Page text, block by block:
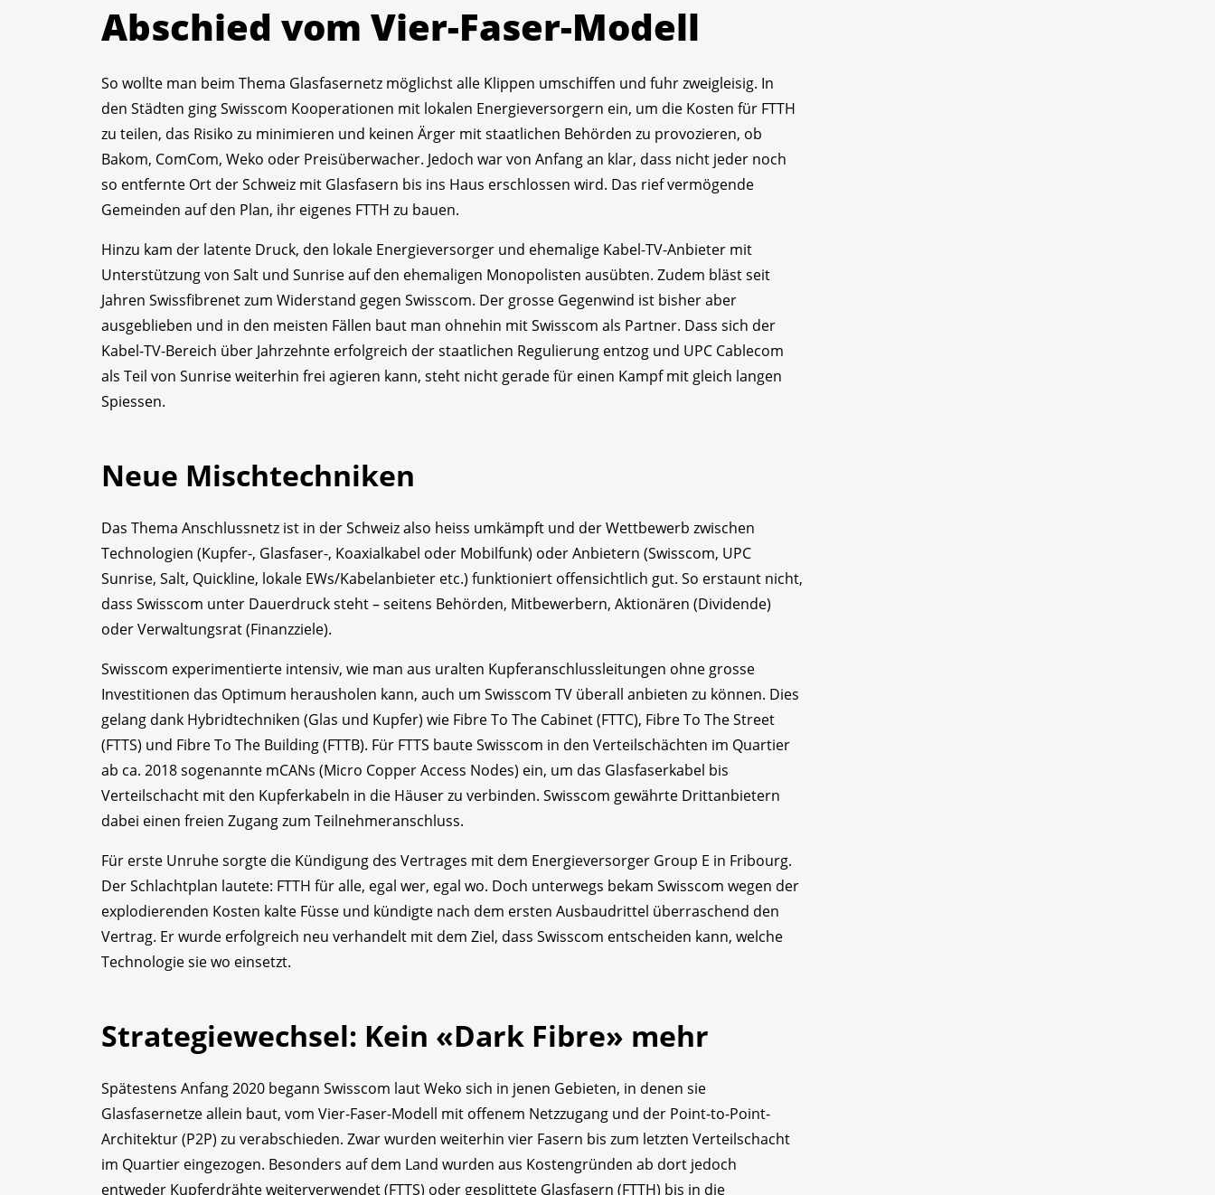
Abschied vom Vier-Faser-Modell
So wollte man beim Thema Glasfasernetz möglichst alle Klippen umschiffen und fuhr zweigleisig. In
den Städten ging Swisscom Kooperationen mit lokalen Energieversorgern ein, um die Kosten für FTTH
zu teilen, das Risiko zu minimieren und keinen Ärger mit staatlichen Behörden zu provozieren, ob
Bakom, ComCom, Weko oder Preisüberwacher. Jedoch war von Anfang an klar, dass nicht jeder noch
so entfernte Ort der Schweiz mit Glasfasern bis ins Haus erschlossen wird. Das rief vermögende
Gemeinden auf den Plan, ihr eigenes FTTH zu bauen.
Hinzu kam der latente Druck, den lokale Energie­versorger und ehemalige Kabel-TV-Anbieter mit
Unterstützung von Salt und Sunrise auf den ehemaligen Monopolisten ausübten. Zudem bläst seit
Jahren Swissfibrenet zum Widerstand gegen Swisscom. Der grosse Gegenwind ist bisher aber
ausgeblieben und in den meisten Fällen baut man ohnehin mit Swisscom als Partner. Dass sich der
Kabel-TV-Bereich über Jahrzehnte erfolgreich der staatlichen Regulierung entzog und UPC Cablecom
als Teil von Sunrise weiterhin frei agieren kann, steht nicht gerade für einen Kampf mit gleich langen
Spiessen.
Neue Mischtechniken
Das Thema Anschlussnetz ist in der Schweiz also heiss umkämpft und der Wettbewerb zwischen
Technologien (Kupfer-, Glasfaser-, Koaxialkabel oder Mobilfunk) oder Anbietern (Swisscom, UPC
Sunrise, Salt, Quickline, lokale EWs/Kabelanbieter etc.) funktioniert offensichtlich gut. So erstaunt nicht,
dass Swisscom unter Dauerdruck steht – seitens Behörden, Mitbewerbern, Aktionären (Divi­dende)
oder Verwaltungsrat (Finanzziele).
Swisscom experimentierte intensiv, wie man aus uralten Kupferanschlussleitungen ohne grosse
Investitionen das Optimum herausholen kann, auch um Swisscom TV überall anbieten zu können. Dies
gelang dank Hybridtechniken (Glas und Kupfer) wie Fibre To The Cabinet (FTTC), Fibre To The Street
(FTTS) und Fibre To The Building (FTTB). Für FTTS baute Swisscom in den Verteilschächten im Quartier
ab ca. 2018 sogenannte mCANs (Micro Copper Access Nodes) ein, um das Glasfaserkabel bis
Verteilschacht mit den Kupferkabeln in die Häuser zu verbinden. Swisscom gewährte Drittanbietern
dabei einen freien Zugang zum Teilnehmeranschluss.
Für erste Unruhe sorgte die Kündigung des Vertrages mit dem Energieversorger Group E in Fribourg.
Der Schlachtplan lautete: FTTH für alle, egal wer, egal wo. Doch unterwegs bekam Swisscom wegen der
explodierenden Kosten kalte Füsse und kündigte nach dem ersten Ausbaudrittel überraschend den
Vertrag. Er wurde erfolgreich neu verhandelt mit dem Ziel, dass Swisscom entscheiden kann, welche
Technologie sie wo einsetzt.
Strategiewechsel: Kein «Dark Fibre» mehr
Spätestens Anfang 2020 begann Swisscom laut Weko sich in jenen Gebieten, in denen sie
Glasfasernetze allein baut, vom Vier-Faser-Modell mit offenem Netzzugang und der Point-to-Point-
Architektur (P2P) zu verabschieden. Zwar wurden weiterhin vier Fasern bis zum letzten Verteilschacht
im Quartier eingezogen. Besonders auf dem Land wurden aus Kostengründen ab dort jedoch
entweder Kupferdrähte weiterverwendet (FTTS) oder gesplittete Glasfasern (FTTH) bis in die